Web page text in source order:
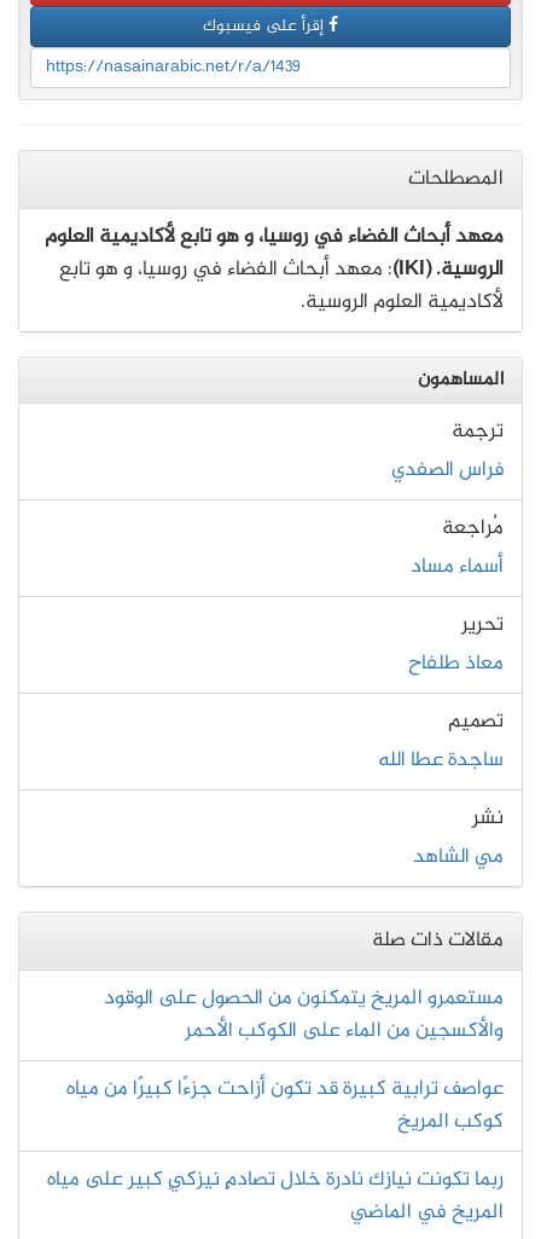
إقرأ على فيسبوك
https://nasainarabic.net/r/a/1439
المصطلحات
معهد أبحاث الفضاء في روسيا، و هو تابع لأكاديمية العلوم
الروسية. (IKI)
: معهد أبحاث الفضاء في روسيا، و هو تابع
لأكاديمية العلوم الروسية.
المساهمون
ترجمة
فراس الصفدي
مُراجعة
أسماء مساد
تحرير
معاذ طلفاح
تصميم
ساجدة عطا الله
نشر
مي الشاهد
مقالات ذات صلة
مستعمرو المريخ يتمكنون من الحصول على الوقود
والأكسجين من الماء على الكوكب الأحمر
عواصف ترابية كبيرة قد تكون أزاحت جزءًا كبيرًا من مياه
كوكب المريخ
ربما تكونت نيازك نادرة خلال تصادمٍ نيزكيٍ كبير على مياه
المريخ في الماضي